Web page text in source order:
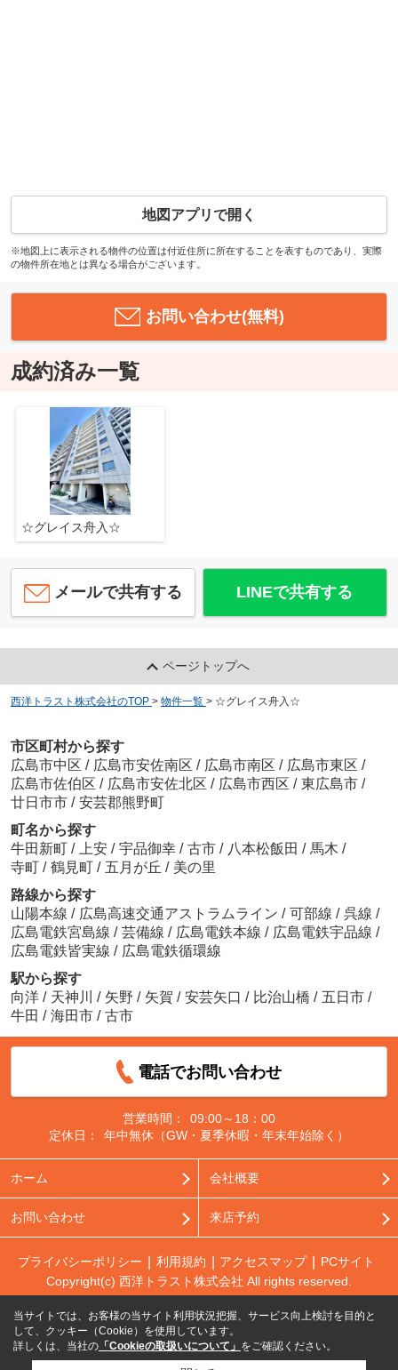
地図アプリで開く
※地図上に表示される物件の位置は付近住所に所在することを表すものであり、実際
の物件所在地とは異なる場合がございます。
お問い合わせ(無料)
成約済み一覧
☆グレイス舟入☆
メールで共有する LINEで共有する
ページトップへ
西洋トラスト株式会社のTOP > 物件一覧 > ☆グレイス舟入☆
市区町村から探す
広島市中区 / 広島市安佐南区 / 広島市南区 / 広島市東区 /
広島市佐伯区 / 広島市安佐北区 / 広島市西区 / 東広島市 /
廿日市市 / 安芸郡熊野町
町名から探す
牛田新町 / 上安 / 宇品御幸 / 古市 / 八本松飯田 / 馬木 /
寺町 / 鶴見町 / 五月が丘 / 美の里
路線から探す
山陽本線 / 広島高速交通アストラムライン / 可部線 / 呉線 /
広島電鉄宮島線 / 芸備線 / 広島電鉄本線 / 広島電鉄宇品線 /
広島電鉄皆実線 / 広島電鉄循環線
駅から探す
向洋 / 天神川 / 矢野 / 矢賀 / 安芸矢口 / 比治山橋 / 五日市 /
牛田 / 海田市 / 古市
電話でお問い合わせ
営業時間：
09:00～18：00
定休日：
年中無休（GW・夏季休暇・年末年始除く）
ホーム 会社概要
お問い合わせ 来店予約
プライバシーポリシー 利用規約 アクセスマップ
PCサイト
Copyright(c) 西洋トラスト株式会社 All rights reserved.
当サイトでは、お客様の当サイト利用状況把握、サービス向上検討を目的と
して、クッキー（Cookie）を使用しています。
詳しくは、当社の 「Cookieの取扱いについて」 をご確認ください。